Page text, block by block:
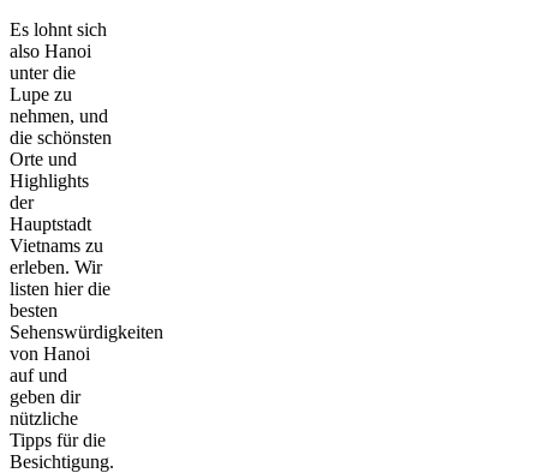
Es lohnt sich
also Hanoi
unter die
Lupe zu
nehmen, und
die schönsten
Orte und
Highlights
der
Hauptstadt
Vietnams zu
erleben. Wir
listen hier die
besten
Sehenswürdigkeiten
von Hanoi
auf und
geben dir
nützliche
Tipps für die
Besichtigung.